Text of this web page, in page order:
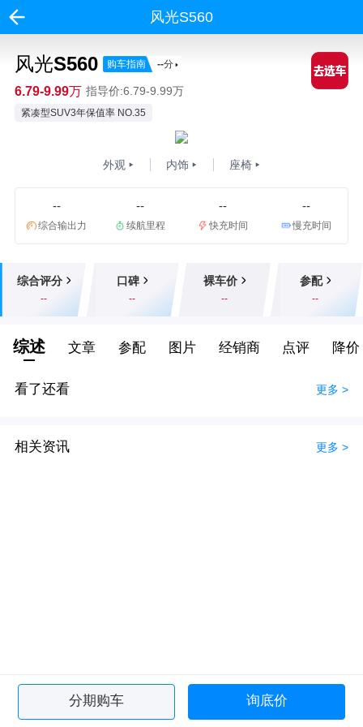
风光S560
风光S560 购车指南 --分
6.79-9.99万 指导价:6.79-9.99万
紧凑型SUV3年保值率 NO.35
外观 内饰 座椅
--
综合输出力
--
续航里程
--
快充时间
--
慢充时间
综合评分
--
口碑
--
裸车价
--
参配
--
综述 文章 参配 图片 经销商 点评 降价
看了还看 更多 >
相关资讯 更多 >
分期购车 询底价